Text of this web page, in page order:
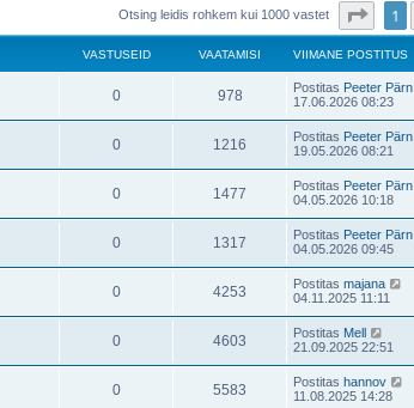
Otsing leidis rohkem kui 1000 vastet . leht
1
VASTUSEID VAATAMISI VIIMANE POSTITUS
0 978 Postitas Peeter Pärn
17.06.2026 08:23
0 1216 Postitas Peeter Pärn
19.05.2026 08:21
0 1477 Postitas Peeter Pärn
04.05.2026 10:18
0 1317 Postitas Peeter Pärn
04.05.2026 09:45
0 4253 Postitas majana
04.11.2025 11:11
0 4603 Postitas Mell
21.09.2025 22:51
0 5583 Postitas hannov
11.08.2025 14:28